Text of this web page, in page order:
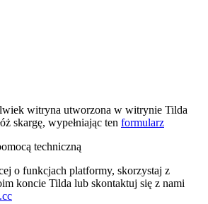
witryna utworzona w witrynie Tilda
skargę, wypełniając ten formularz
techniczną
o funkcjach platformy, skorzystaj z
koncie Tilda lub skontaktuj się z nami